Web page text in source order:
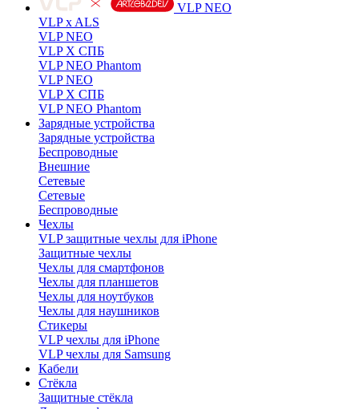
VLP NEO
VLP x ALS
VLP NEO
VLP X СПБ
VLP NEO Phantom
VLP NEO
VLP X СПБ
VLP NEO Phantom
Зарядные устройства
Зарядные устройства
Беспроводные
Внешние
Сетевые
Сетевые
Беспроводные
Чехлы
VLP защитные чехлы для iPhone
Защитные чехлы
Чехлы для смартфонов
Чехлы для планшетов
Чехлы для ноутбуков
Чехлы для наушников
Стикеры
VLP чехлы для iPhone
VLP чехлы для Samsung
Кабели
Стёкла
Защитные стёкла